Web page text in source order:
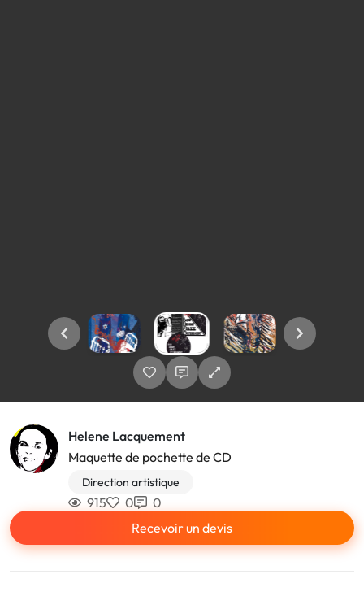
Helene Lacquement
Maquette de pochette de CD
Direction artistique
915 0
0
Recevoir un devis